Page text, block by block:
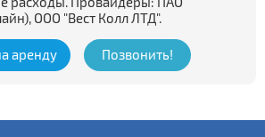
ООО "Вест Колл ЛТД".
аренду Позвонить!